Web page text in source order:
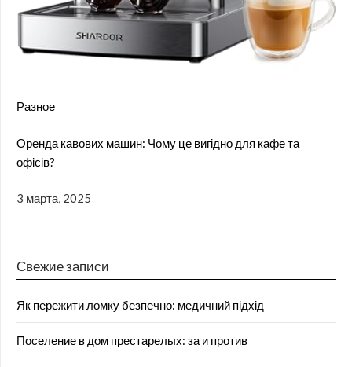
Разное
Оренда кавових машин: Чому це вигідно для кафе та
офісів?
3 марта, 2025
Свежие записи
Як пережити ломку безпечно: медичний підхід
Поселение в дом престарелых: за и против